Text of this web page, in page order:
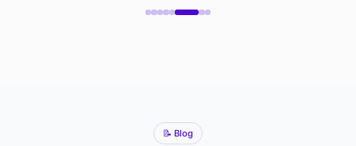
📝 Blog